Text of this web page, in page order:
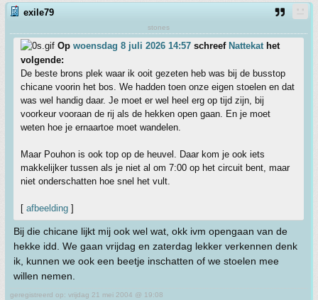
exile79
stones
Op woensdag 8 juli 2026 14:57 schreef Nattekathet
volgende:
De beste brons plek waar ik ooit gezeten heb was bij de busstop
chicane voorin het bos. We hadden toen onze eigen stoelen en dat
was wel handig daar. Je moet er wel heel erg op tijd zijn, bij
voorkeur vooraan de rij als de hekken open gaan. En je moet
weten hoe je ernaartoe moet wandelen.
Maar Pouhon is ook top op de heuvel. Daar kom je ook iets
makkelijker tussen als je niet al om 7:00 op het circuit bent, maar
niet onderschatten hoe snel het vult.
[ afbeelding ]
Bij die chicane lijkt mij ook wel wat, okk ivm opengaan van de
hekke idd. We gaan vrijdag en zaterdag lekker verkennen denk
ik, kunnen we ook een beetje inschatten of we stoelen mee
willen nemen.
geregistreerd op: vrijdag 21 mei 2004 @ 19:08